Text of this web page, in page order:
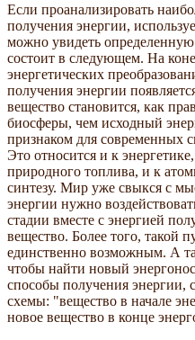
Если проанализировать
получения энергии,
можно увидеть определенную
состоит в следующем. На
энергетических
получения энергии
вещество становится, как
биосферы, чем исходный
признаком для современных
Это относится и к
природного топлива, и к
синтезу. Мир уже свыкся с
энергии нужно
стадии вместе с энергией
вещество. Более того, такой
единственно возможным. А
чтобы найти новый
способы получения энергии,
схемы: "вещество в начале
новое вещество в конце